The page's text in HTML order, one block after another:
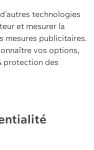
technologies
et mesurer la
mesures publicitaires.
vos options,
protection des